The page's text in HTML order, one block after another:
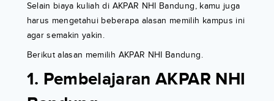
Selain biaya kuliah di AKPAR NHI Bandung, kamu juga
harus mengetahui beberapa alasan memilih kampus ini
agar semakin yakin.
Berikut alasan memilih AKPAR NHI Bandung.
1. Pembelajaran AKPAR NHI